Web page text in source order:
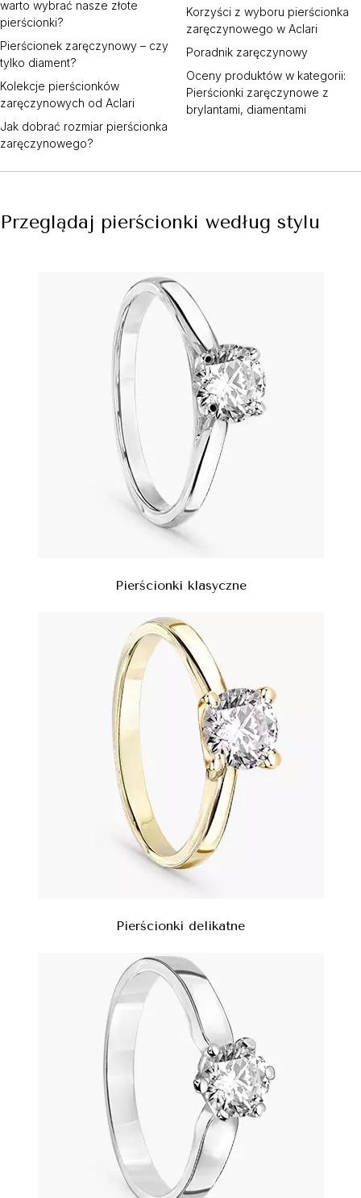
warto wybrać nasze złote
pierścionki?
Pierścionek zaręczynowy – czy
tylko diament?
Kolekcje pierścionków
zaręczynowych od Aclari
Jak dobrać rozmiar pierścionka
zaręczynowego?
Korzyści z wyboru pierścionka
zaręczynowego w Aclari
Poradnik zaręczynowy
Oceny produktów w kategorii:
Pierścionki zaręczynowe z
brylantami, diamentami
Przeglądaj pierścionki według stylu
Pierścionki klasyczne
Pierścionki delikatne